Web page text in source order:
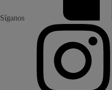
Síganos